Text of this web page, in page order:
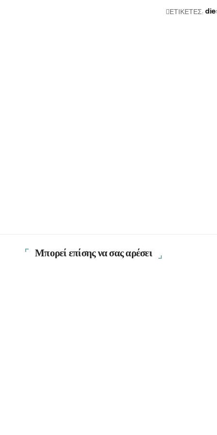
ΕΤΙΚΕΤΕΣ:
Μπορεί επίσης να σας αρέσει